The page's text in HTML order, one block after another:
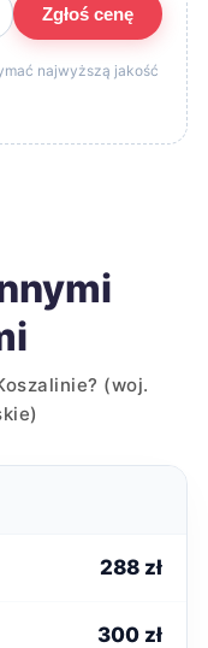
Zgłoś cenę
najwyższą jakość
(woj.
288 zł
300 zł